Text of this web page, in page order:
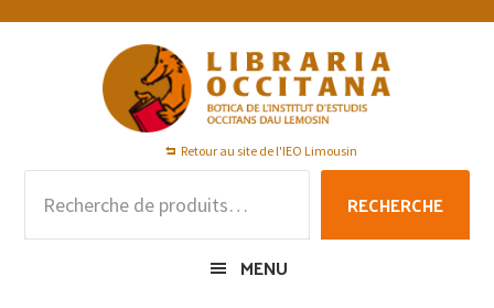
Passer
Passer
Passer
Retour au site de l'IEO Limousin
pour :
RECHERCHE
MENU